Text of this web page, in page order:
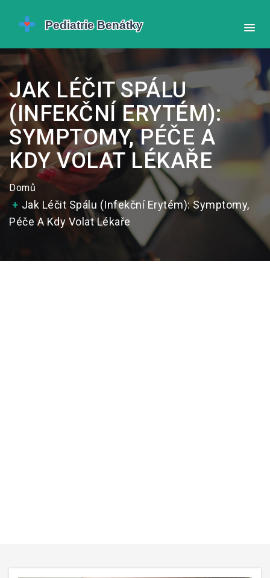
JAK LÉČIT SPÁLU
(INFEKČNÍ ERYTÉM):
SYMPTOMY, PÉČE A
KDY VOLAT LÉKAŘE
Domů
Jak Léčit Spálu (infekční Erytém): Symptomy,
Péče A Kdy Volat Lékaře